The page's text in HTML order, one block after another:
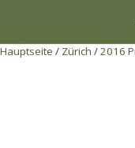
Hauptseite / Zürich /2016